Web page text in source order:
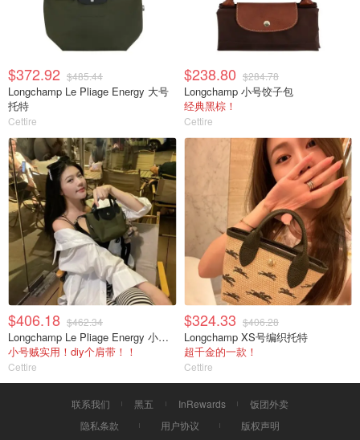
$372.92 $485.44
Longchamp Le Pliage Energy 大号
托特
Cettire
$238.80 $284.78
Longchamp 小号饺子包
经典黑棕！
Cettire
$406.18 $462.34
Longchamp Le Pliage Energy 小号托特
小号贼实用！diy个肩带！！
Cettire
$324.33 $406.28
Longchamp XS号编织托特
超千金的一款！
Cettire
联系我们 黑五 InRewards
饭团外卖
隐私条款
用户协议 版权声明